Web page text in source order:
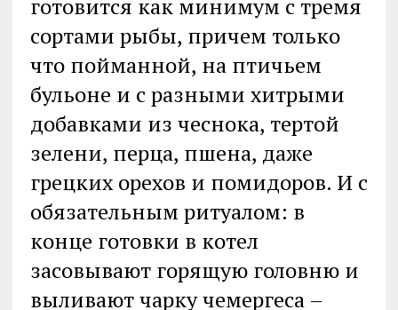
готовится как минимум с тремя
сортами рыбы, причем только
что пойманной, на птичьем
бульоне и с разными хитрыми
добавками из чеснока, тертой
зелени, перца, пшена, даже
грецких орехов и помидоров. И с
обязательным ритуалом: в
конце готовки в котел
засовывают горящую головню и
выливают чарку чемергеса –